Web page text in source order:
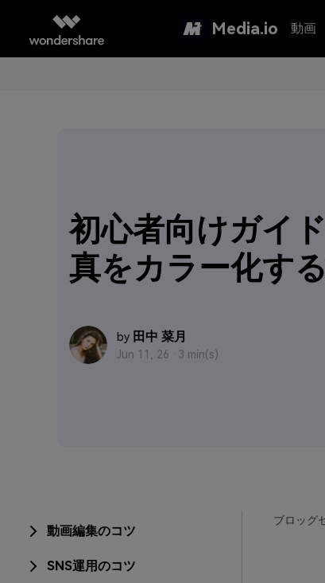
Media.io 動画
初心者向けガイ
真をカラー化す
by 田中 菜月
Jun 11, 26 · 3 min(s)
動画編集のコツ
SNS運用のコツ
ブロッグ